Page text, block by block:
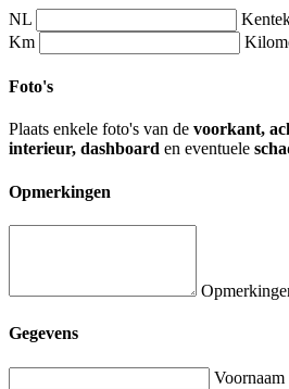
NL
Km
Foto's
Plaats enkele foto's van de voorkant,
interieur, dashboard en eventuele
Opmerkingen
Gegevens
Voornaam